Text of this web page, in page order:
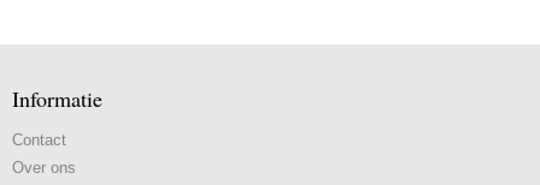
Informatie
Contact
Over ons